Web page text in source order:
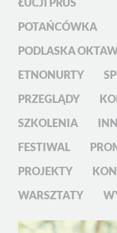
POTAŃCÓWKA
PODLASKA
ETNONURTY
PRZEGLĄDY
SZKOLENIA
FESTIWAL
PROJEKTY
WARSZTATY